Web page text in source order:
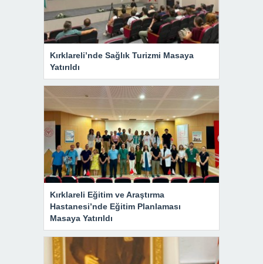
Kırklareli’nde Sağlık Turizmi Masaya
Yatırıldı
Kırklareli Eğitim ve Araştırma
Hastanesi’nde Eğitim Planlaması
Masaya Yatırıldı